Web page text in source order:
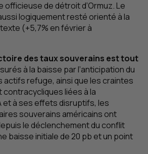
de détroit d’Ormuz. Le
logiquement resté orienté à la
(+5,7% en février à
des taux souverains est tout
à la baisse par l’anticipation du
actifs refuge, ainsi que les craintes
liées à la
et à ses effets disruptifs, les
souverains américains ont
le déclenchement du conflit
baisse initiale de 20 pb et un point